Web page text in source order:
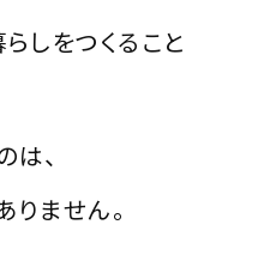
しをつくること
、
ません。